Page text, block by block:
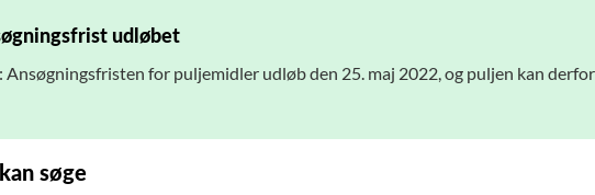
udløbet
Ansøgningsfristen for puljemidler udløb den 25. maj 2022, og puljen kan
søge